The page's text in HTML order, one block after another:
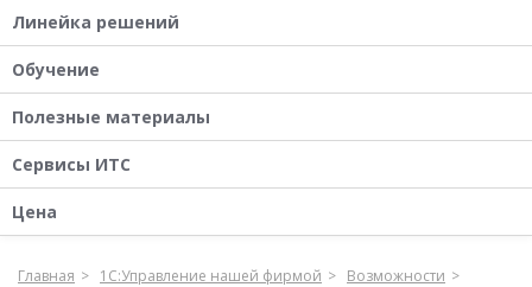
Линейка решений
Обучение
Полезные материалы
Сервисы ИТС
Цена
Главная 1С:Управление нашей фирмой
Возможности